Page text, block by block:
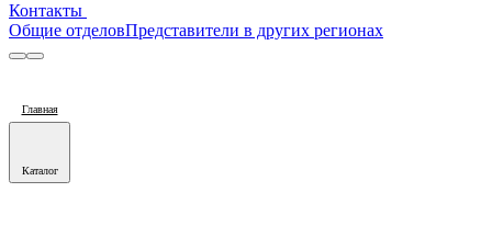
Контакты
Общие отделовПредставители в других регионах
Главная
Каталог